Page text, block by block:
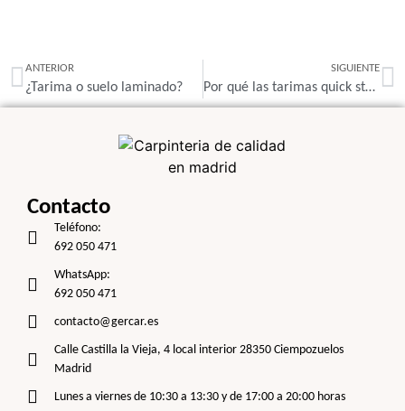
ANTERIOR
¿Tarima o suelo laminado?
SIGUIENTE
Por qué las tarimas quick step están de moda
Contacto
Teléfono:
692 050 471
WhatsApp:
692 050 471
contacto@gercar.es
Calle Castilla la Vieja, 4 local interior 28350 Ciempozuelos
Madrid
Lunes a viernes de 10:30 a 13:30 y de 17:00 a 20:00 horas